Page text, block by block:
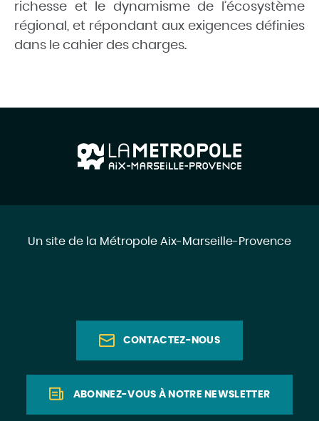
richesse et le dynamisme de l’écosystème
régional, et répondant aux exigences définies
dans le cahier des charges.
Un site de la Métropole Aix-Marseille-Provence
CONTACTEZ-NOUS
ABONNEZ-VOUS À NOTRE NEWSLETTER